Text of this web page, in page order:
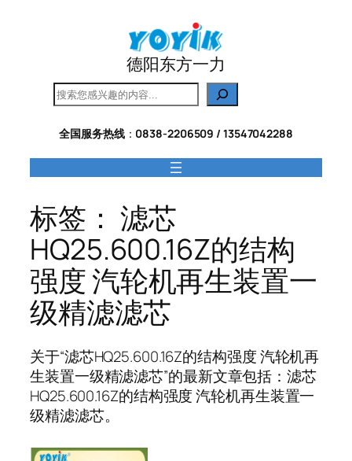
德阳东方一力
搜
索
全国服务热线： 0838-2206509 / 13547042288
标签： 滤芯
HQ25.600.16Z的结构
强度 汽轮机再生装置一
级精滤滤芯
关于“滤芯HQ25.600.16Z的结构强度 汽轮机再
生装置一级精滤滤芯”的最新文章包括：滤芯
HQ25.600.16Z的结构强度 汽轮机再生装置一
级精滤滤芯。